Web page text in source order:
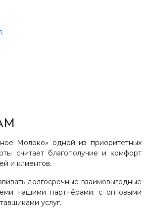
Молоко» одной из приоритетных
считает благополучие и комфорт
и клиентов.
долгосрочные взаимовыгодные
нашими партнёрами: с оптовыми
услуг.